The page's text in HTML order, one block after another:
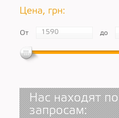
Цена, грн:
От до
Нас находят по
запросам: